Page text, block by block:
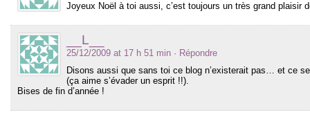
Joyeux Noël à toi aussi, c’est toujours un très grand plaisir
__L__
25/12/2009 at 17 h 51 min · Répondre
Disons aussi que sans toi ce blog n’existerait pas… et ce
(ça aime s’évader un esprit !!).
Bises de fin d’année !